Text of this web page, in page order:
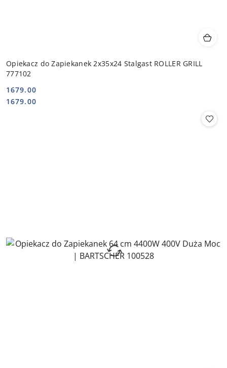
Opiekacz do Zapiekanek 2x35x24 Stalgast ROLLER GRILL
777102
Cena:
1679.00
Cena:
1679.00